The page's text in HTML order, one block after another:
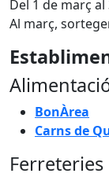
Del 1 de març
Al març,
BonÀrea
Carns de
Ferreteries